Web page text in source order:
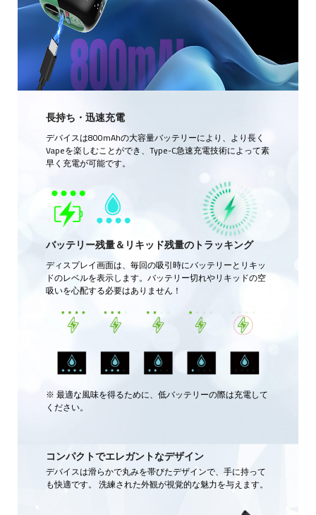
長持ち・迅速充電
デバイスは800mAhの大容量バッテリーにより、より長く
Vapeを楽しむことができ、Type-C急速充電技術によって素
早く充電が可能です。
バッテリー残量＆リキッド残量のトラッキング
ディスプレイ画面は、毎回の吸引時にバッテリーとリキッ
ドのレベルを表示します。バッテリー切れやリキッドの空
吸いを心配する必要はありません！
※ 最適な風味を得るために、低バッテリーの際は充電して
ください。
コンパクトでエレガントなデザイン
デバイスは滑らかで丸みを帯びたデザインで、手に持って
も快適です。 洗練された外観が視覚的な魅力を与えます。